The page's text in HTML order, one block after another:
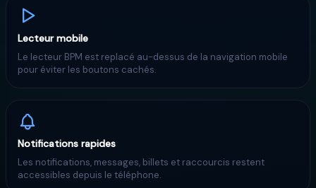
Lecteur mobile
Le lecteur BPM est replacé au-dessus de la navigation mobile
pour éviter les boutons cachés.
Notifications rapides
Les notifications, messages, billets et raccourcis restent
accessibles depuis le téléphone.